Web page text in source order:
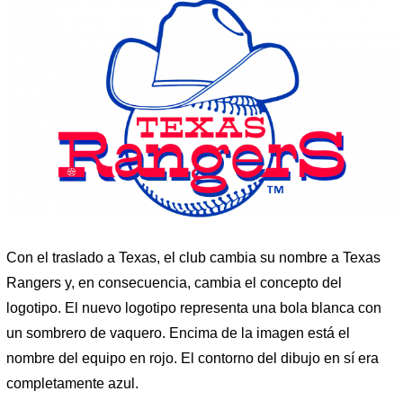
Con el traslado a Texas, el club cambia su nombre a Texas
Rangers y, en consecuencia, cambia el concepto del
logotipo. El nuevo logotipo representa una bola blanca con
un sombrero de vaquero. Encima de la imagen está el
nombre del equipo en rojo. El contorno del dibujo en sí era
completamente azul.